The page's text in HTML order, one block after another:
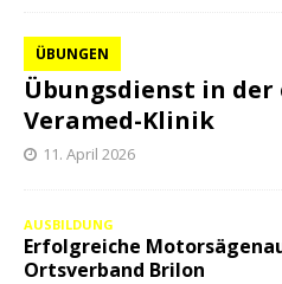
Übungsdienst in der
Veramed-Klinik
ÜBUNGEN
11. April 2026
AUSBILDUNG
Erfolgreiche
Ortsverband Brilon